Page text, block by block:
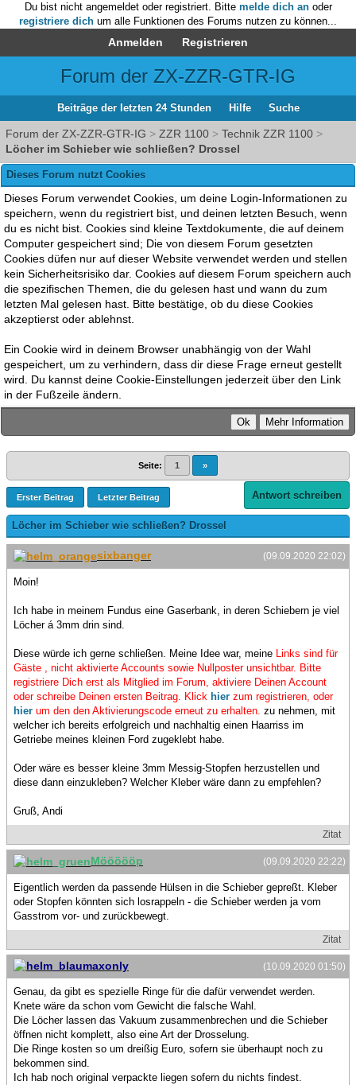
Du bist nicht angemeldet oder registriert. Bitte melde dich anoder
registriere dich um alle Funktionen des Forums nutzen zu können...
Anmelden Registrieren
Forum der ZX-ZZR-GTR-IG
Beiträge der letzten 24 Stunden Hilfe Suche
Forum der ZX-ZZR-GTR-IG > ZZR 1100 > Technik ZZR 1100 >
Löcher im Schieber wie schließen? Drossel
Dieses Forum nutzt Cookies
Dieses Forum verwendet Cookies, um deine Login-Informationen zu
speichern, wenn du registriert bist, und deinen letzten Besuch, wenn
du es nicht bist. Cookies sind kleine Textdokumente, die auf deinem
Computer gespeichert sind; Die von diesem Forum gesetzten
Cookies düfen nur auf dieser Website verwendet werden und stellen
kein Sicherheitsrisiko dar. Cookies auf diesem Forum speichern auch
die spezifischen Themen, die du gelesen hast und wann du zum
letzten Mal gelesen hast. Bitte bestätige, ob du diese Cookies
akzeptierst oder ablehnst.
Ein Cookie wird in deinem Browser unabhängig von der Wahl
gespeichert, um zu verhindern, dass dir diese Frage erneut gestellt
wird. Du kannst deine Cookie-Einstellungen jederzeit über den Link
in der Fußzeile ändern.
Seite: 1 »
Erster Beitrag Letzter Beitrag Antwort schreiben
Löcher im Schieber wie schließen? Drossel
(09.09.2020 22:02)
sixbanger
Moin!
Ich habe in meinem Fundus eine Gaserbank, in deren Schiebern je viel
Löcher á 3mm drin sind.
Diese würde ich gerne schließen. Meine Idee war, meine
Links sind für
Gäste , nicht aktivierte Accounts sowie Nullposter unsichtbar. Bitte
registriere Dich erst als Mitglied im Forum, aktiviere Deinen Account
oder schreibe Deinen ersten Beitrag. Klick hier zum registrieren, oder
hier um den den Aktivierungscode erneut zu erhalten. zu nehmen, mit
welcher ich bereits erfolgreich und nachhaltig einen Haarriss im
Getriebe meines kleinen Ford zugeklebt habe.
Oder wäre es besser kleine 3mm Messig-Stopfen herzustellen und
diese dann einzukleben? Welcher Kleber wäre dann zu empfehlen?
Gruß, Andi
Zitat
(09.09.2020 22:22)
Möööööp
Eigentlich werden da passende Hülsen in die Schieber gepreßt. Kleber
oder Stopfen könnten sich losrappeln - die Schieber werden ja vom
Gasstrom vor- und zurückbewegt.
Zitat
(10.09.2020 01:50)
maxonly
Genau, da gibt es spezielle Ringe für die dafür verwendet werden.
Knete wäre da schon vom Gewicht die falsche Wahl.
Die Löcher lassen das Vakuum zusammenbrechen und die Schieber
öffnen nicht komplett, also eine Art der Drosselung.
Die Ringe kosten so um dreißig Euro, sofern sie überhaupt noch zu
bekommen sind.
Ich hab noch original verpackte liegen sofern du nichts findest.